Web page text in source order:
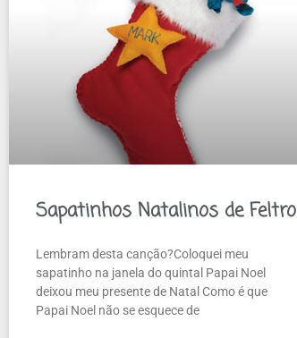
Sapatinhos Natalinos de Feltro
Lembram desta canção?Coloquei meu
sapatinho na janela do quintal Papai Noel
deixou meu presente de Natal Como é que
Papai Noel não se esquece de